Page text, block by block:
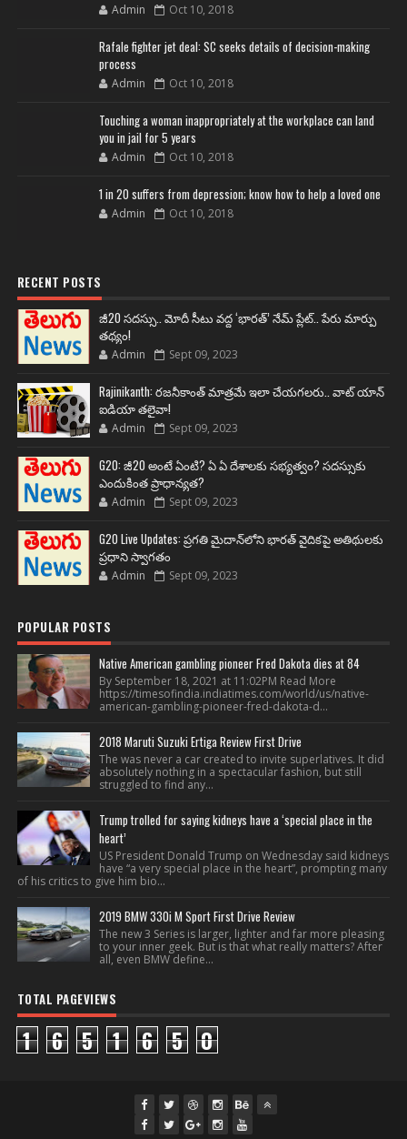
Admin Oct 10, 2018
Rafale fighter jet deal: SC seeks details of decision-making
process
Admin Oct 10, 2018
Touching a woman inappropriately at the workplace can land
you in jail for 5 years
Admin Oct 10, 2018
1 in 20 suffers from depression; know how to help a loved one
Admin Oct 10, 2018
RECENT POSTS
జీ20 సదస్సు.. మోదీ సీటు వద్ద ‘భారత్’ నేమ్ ప్లేట్‌.. పేరు మార్పు
తథ్యం!
Admin Sept 09, 2023
Rajinikanth: రజనీకాంత్ మాత్రమే ఇలా చేయగలరు.. వాట్ యాన్
ఐడియా తలైవా!
Admin Sept 09, 2023
G20: జీ20 అంటే ఏంటి? ఏ ఏ దేశాలకు సభ్యత్వం? సదస్సుకు
ఎందుకింత ప్రాధాన్యత?
Admin Sept 09, 2023
G20 Live Updates: ప్రగతి మైదాన్‌లోని భారత్ వైదికపై అతిథులకు
ప్రధాని స్వాగతం
Admin Sept 09, 2023
POPULAR POSTS
Native American gambling pioneer Fred Dakota dies at 84
By September 18, 2021 at 11:02PM Read More
https://timesofindia.indiatimes.com/world/us/native-
american-gambling-pioneer-fred-dakota-d...
2018 Maruti Suzuki Ertiga Review First Drive
The was never a car created to invite superlatives. It did
absolutely nothing in a spectacular fashion, but still
struggled to find any...
Trump trolled for saying kidneys have a ‘special place in the
heart’
US President Donald Trump on Wednesday said kidneys
have “a very special place in the heart”, prompting many
of his critics to give him bio...
2019 BMW 330i M Sport First Drive Review
The new 3 Series is larger, lighter and far more pleasing
to your inner geek. But is that what really matters? After
all, even BMW define...
TOTAL PAGEVIEWS
1 6 5 1 6 5 0